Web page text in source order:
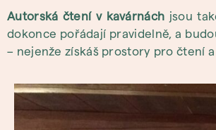
Autorská čtení v kavárnách jsou
dokonce pořádají pravidelně, a
– nejenže získáš prostory pro čtení